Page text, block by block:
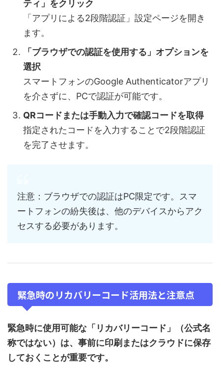
ティ」をクリック
「アプリによる2段階認証」設定ページを開き
ます。
「ブラウザでの認証を使用する」オプションを
選択
スマートフォンのGoogle Authenticatorアプリ
を介さずに、PCで認証が可能です。
QRコードまたは手動入力で確認コードを取得
指定されたコードを入力することで2段階認証
を完了させます。
注意：ブラウザでの認証はPC限定です。スマ
ートフォンの紛失後は、他のデバイスからアク
セスする必要があります。
緊急時のリカバリーコード活用法と注意点
緊急時に使用可能な「リカバリーコード」（公式名
称ではない）は、事前に印刷またはクラウドに保存
しておくことが重要です。